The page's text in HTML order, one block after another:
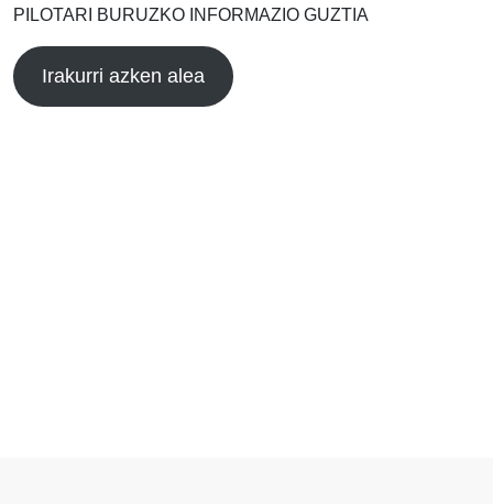
PILOTARI BURUZKO INFORMAZIO GUZTIA
Irakurri azken alea